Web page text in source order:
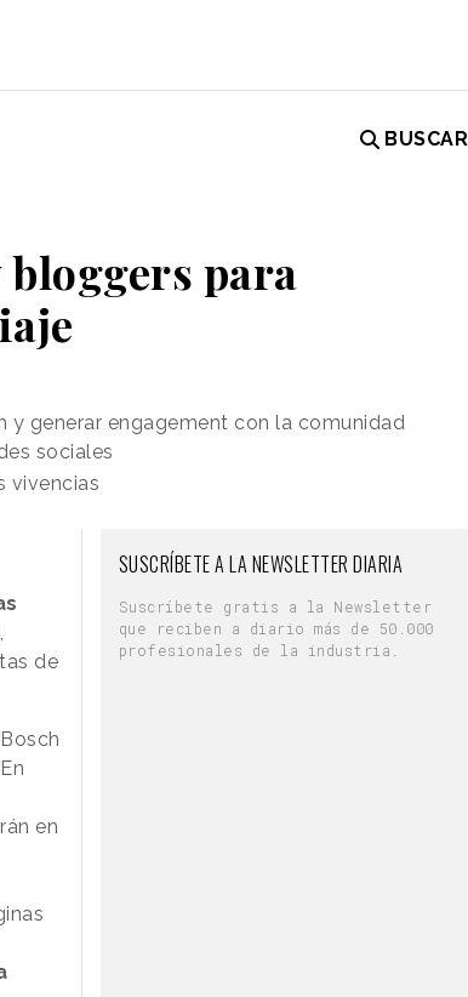
BUSCAR
bloggers para
y generar engagement con la comunidad
sociales
vivencias
de
en
SUSCRÍBETE A LA NEWSLETTER DIARIA
Suscríbete gratis a la Newsletter
que reciben a diario más de 50.000
profesionales de la industria.